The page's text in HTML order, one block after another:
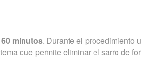
minutos. Durante el procedimiento
que permite eliminar el sarro de